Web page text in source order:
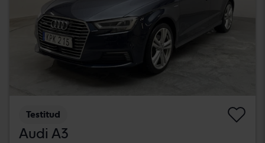
Testitud
Audi A3